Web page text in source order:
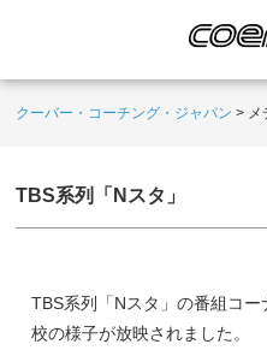
クーバー・コーチング・ジャパン > メ
TBS系列「Nスタ」
TBS系列「Nスタ」の番組コ
校の様子が放映されました。